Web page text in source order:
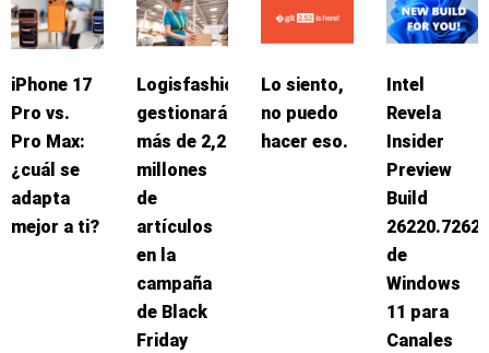
iPhone 17
Pro vs.
Pro Max:
¿cuál se
adapta
mejor a ti?
Logisfashion
gestionará
más de 2,2
millones
de
artículos
en la
campaña
de Black
Friday
Lo siento,
no puedo
hacer eso.
Intel
Revela
Insider
Preview
Build
26220.7262
de
Windows
11 para
Canales